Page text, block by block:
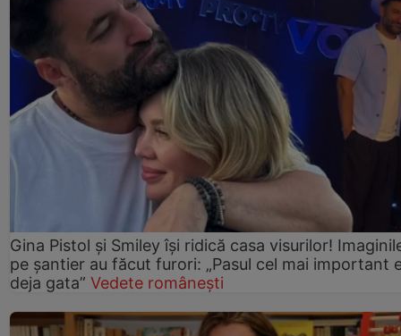
Gina Pistol și Smiley își ridică casa visurilor!
pe șantier au făcut furori: „Pasul cel mai important
deja gata” Vedete românești